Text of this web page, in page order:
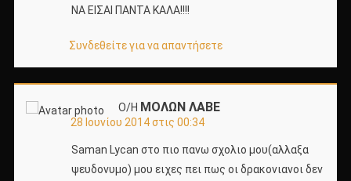
ΝΑ ΕΙΣΑΙ ΠΑΝΤΑ ΚΑΛΑ!!!!
Συνδεθείτε για να απαντήσετε
Ο/Η ΜΟΛΩΝ ΛΑΒΕ
28 Ιουνίου 2014 στις 00:34
Saman Lycan στο πιο πανω σχολιο μου(αλλαξα
ψευδονυμο) μου ειχες πει πως οι δρακονιανοι δεν